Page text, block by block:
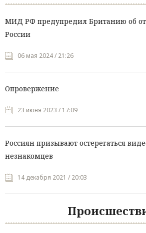
МИД РФ предупредил Британию об
России
06 мая 2024 / 21:26
Опровержение
23 июня 2023 / 17:09
Россиян призывают остерегаться
незнакомцев
14 декабря 2021 / 20:03